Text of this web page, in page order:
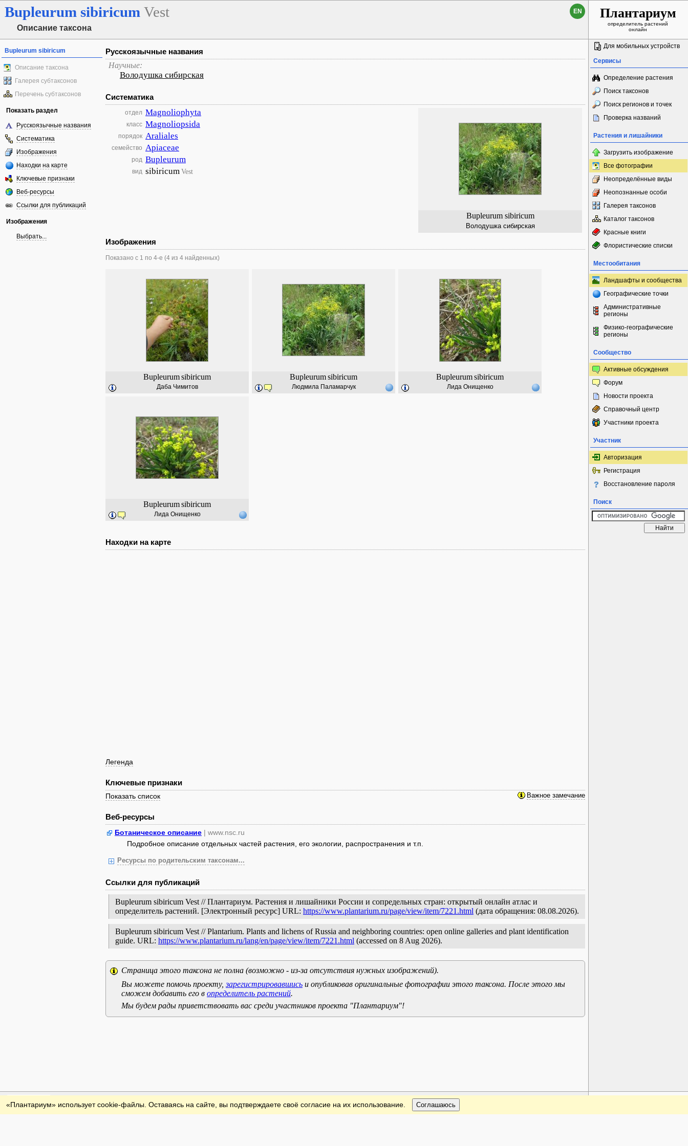
Bupleurum sibiricum Vest
Описание таксона
EN Плантариум
определитель растений
онлайн
Bupleurum sibiricum
Описание таксона
Галерея субтаксонов
Перечень субтаксонов
Показать раздел
Русскоязычные названия
Систематика
Изображения
Находки на карте
Ключевые признаки
Веб-ресурсы
Ссылки для публикаций
Изображения
Выбрать...
Русскоязычные названия
Научные:
Володушка сибирская
Систематика
Bupleurum sibiricum
Володушка сибирская
отдел Magnoliophyta
класс Magnoliopsida
порядок Araliales
семейство Apiaceae
род Bupleurum
вид sibiricumVest
Изображения
Показано с 1 по 4-е (4 из 4 найденных)
Bupleurumsibiricum
Даба Чимитов
Bupleurumsibiricum
Людмила Паламарчук
Bupleurumsibiricum
Лида Онищенко
Bupleurumsibiricum
Лида Онищенко
Находки на карте
Легенда
Ключевые признаки
Показать список Важное замечание
Веб-ресурсы
Ботаническое описание | www.nsc.ru
Подробное описание отдельных частей растения, его экологии, распространения и т.п.
Ресурсы по родительским таксонам...
Ссылки для публикаций
Bupleurum sibiricum Vest // Плантариум. Растения и лишайники России и сопредельных стран: открытый онлайн атлас и
определитель растений. [Электронный ресурс] URL: https://www.plantarium.ru/page/view/item/7221.html (дата обращения: 08.08.2026).
Bupleurum sibiricum Vest // Plantarium. Plants and lichens of Russia and neighboring countries: open online galleries and plant identification
guide. URL: https://www.plantarium.ru/lang/en/page/view/item/7221.html (accessed on 8 Aug 2026).
Страница этого таксона не полна (возможно - из-за отсутствия нужных изображений).
Вы можете помочь проекту, зарегистрировавшись и опубликовав оригинальные фотографии этого таксона. После этого мы
сможем добавить его в определитель растений.
Мы будем рады приветствовать вас среди участников проекта "Плантариум"!
Для мобильных устройств
Сервисы
Определение растения
Поиск таксонов
Поиск регионов и точек
Проверка названий
Растения и лишайники
Загрузить изображение
Все фотографии
Неопределённые виды
Неопознанные особи
Галерея таксонов
Каталог таксонов
Красные книги
Флористические списки
Местообитания
Ландшафты и сообщества
Географические точки
Административные
регионы
Физико-географические
регионы
Сообщество
Активные обсуждения
Форум
Новости проекта
Справочный центр
Участники проекта
Участник
Авторизация
Регистрация
Восстановление пароля
Поиск
Обратная связь
«Плантариум» использует cookie-файлы. Оставаясь на сайте, вы подтверждаете своё согласие на их использование. Соглашаюсь